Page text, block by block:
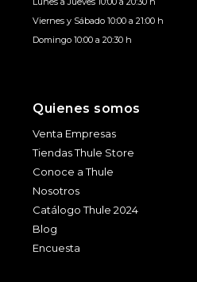
Viernes y Sábado 10:00 a 21:00 h
Domingo 10:00 a 20:30 h
Quienes somos
Venta Empresas
Tiendas Thule Store
Conoce a Thule
Nosotros
Catálogo Thule 2024
Blog
Encuesta